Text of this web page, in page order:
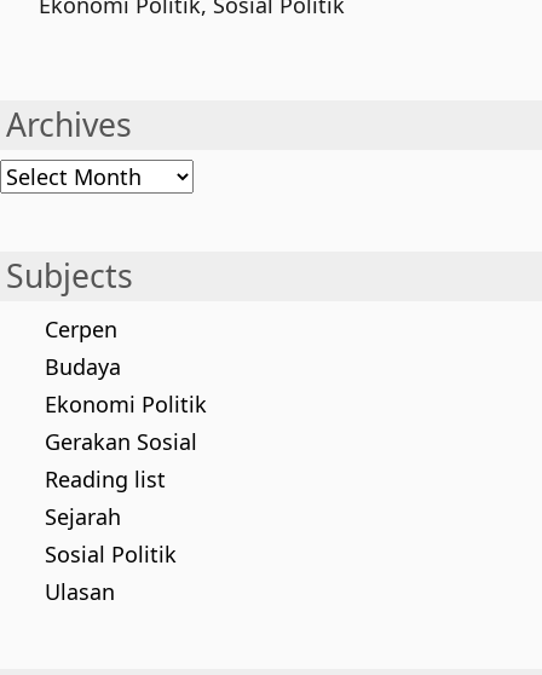
Archives
Archives
Subjects
Cerpen
Budaya
Ekonomi Politik
Gerakan Sosial
Reading list
Sejarah
Sosial Politik
Ulasan